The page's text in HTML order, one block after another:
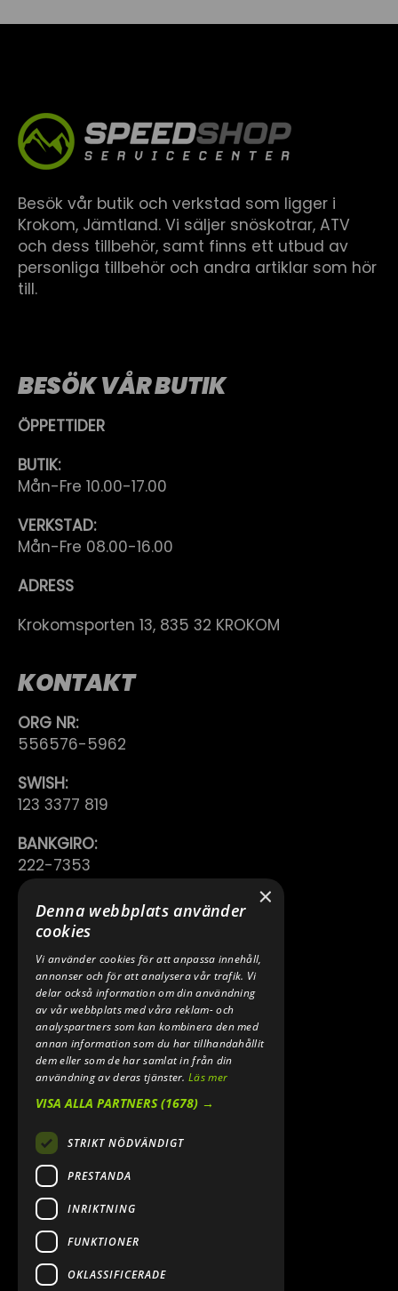
Besök vår butik och verkstad som ligger i
Krokom, Jämtland. Vi säljer snöskotrar, ATV
och dess tillbehör, samt finns ett utbud av
personliga tillbehör och andra artiklar som hör
till.
BESÖK VÅR BUTIK
ÖPPETTIDER
BUTIK:
Mån-Fre 10.00-17.00
VERKSTAD:
Mån-Fre 08.00-16.00
ADRESS
Krokomsporten 13, 835 32 KROKOM
KONTAKT
ORG NR:
556576-5962
SWISH:
123 3377 819
BANKGIRO:
222-7353
TELEFON:
0640 200 50
E-POST:
INFO@SPEEDSHOPEN.SE
ÅNGRA MITT KÖP
2026. ALL RIGHTS RESERVED.
POWERED BY EMPORI CMS
×
Denna webbplats använder
cookies
Vi använder cookies för att anpassa innehåll,
annonser och för att analysera vår trafik. Vi
delar också information om din användning
av vår webbplats med våra reklam- och
analyspartners som kan kombinera den med
annan information som du har tillhandahållit
dem eller som de har samlat in från din
användning av deras tjänster.Läs mer
VISA ALLA PARTNERS(1678) →
STRIKT NÖDVÄNDIGT
PRESTANDA
INRIKTNING
FUNKTIONER
OKLASSIFICERADE